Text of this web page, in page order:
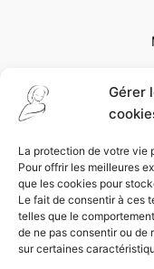
Gérer
La protection de votre vie
Pour offrir les meilleures
que les cookies pour
Le fait de consentir à ces
telles que le
de ne pas consentir ou
sur certaines
Copyright © 2026
droits réservés |